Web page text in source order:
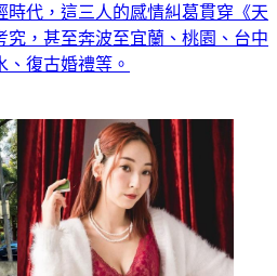
時代，這三人的感情糾葛貫穿《天
究，甚至奔波至宜蘭、桃園、台中
復古婚禮等。